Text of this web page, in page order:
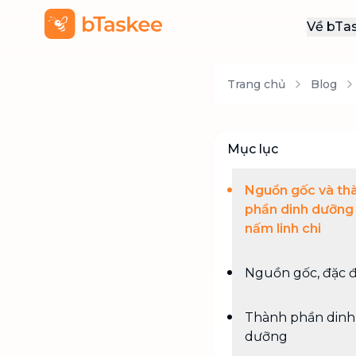
Về
Trang chủ Blog
Mục lục
Nguồn gốc và
phần dinh
nấm linh chi
Nguồn gốc, đặc
Thành phần dinh
dưỡng